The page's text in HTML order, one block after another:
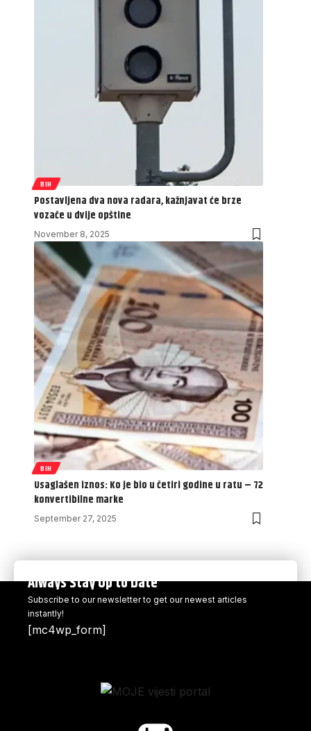
BIH
Postavljena dva nova radara, kažnjavat će brze
vozače u dvije opštine
November 8, 2025
BIH
Usaglašen iznos: Ko je bio u četiri godine u ratu – 72
konvertibilne marke
September 27, 2025
Always Stay Up to Date
Subscribe to our newsletter to get our newest articles
instantly!
[mc4wp_form]